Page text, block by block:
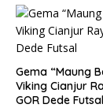
Gema “Maung
Viking Cianjur
GOR Dede Futsal